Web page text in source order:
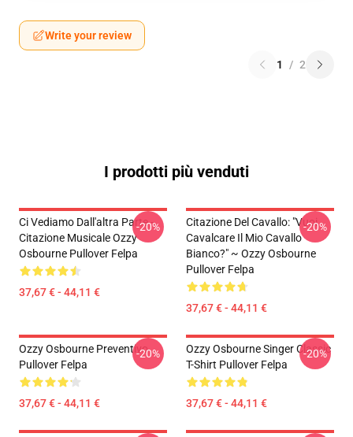
Write your review
1 / 2
I prodotti più venduti
Ci Vediamo Dall'altra Parte -
Citazione Musicale Ozzy
Osbourne Pullover Felpa
37,67 € - 44,11 €
-20%
Citazione Del Cavallo: "Vuoi
Cavalcare Il Mio Cavallo
Bianco?" ~ Ozzy Osbourne
Pullover Felpa
37,67 € - 44,11 €
-20%
Ozzy Osbourne Preventivo
Pullover Felpa
37,67 € - 44,11 €
-20%
Ozzy Osbourne Singer Classic
T-Shirt Pullover Felpa
37,67 € - 44,11 €
-20%